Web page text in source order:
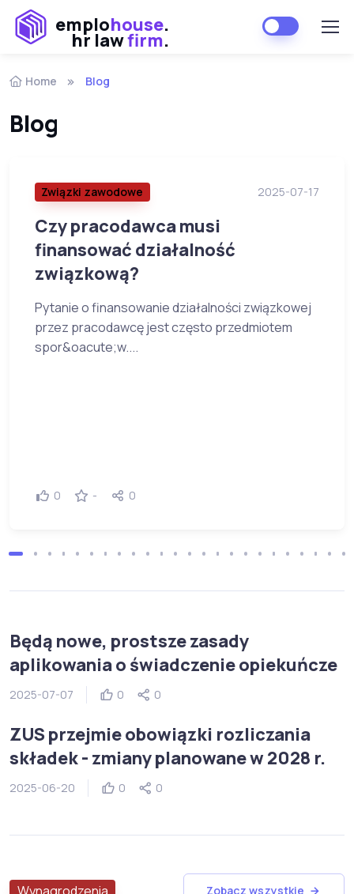
emplohouse.
hr lawfirm.
Home Blog
Blog
Związki zawodowe 2025-07-17
Czy pracodawca musi
finansować działalność
związkową?
Pytanie o finansowanie działalności związkowej
przez pracodawcę jest często przedmiotem
spor&oacute;w....
0 - 0
Będą nowe, prostsze zasady
aplikowania o świadczenie opiekuńcze
2025-07-07 0 0
ZUS przejmie obowiązki rozliczania
składek - zmiany planowane w 2028 r.
2025-06-20 0 0
Zobacz wszystkie